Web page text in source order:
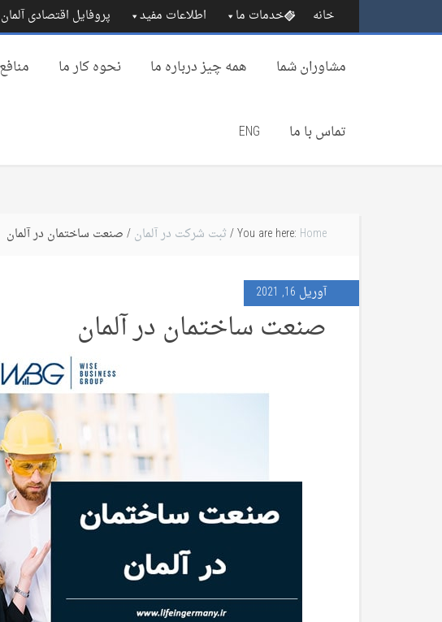
خانه خدمات ما اطلاعات مفید پروفایل اقتصادی آلمان
مشاوران شما همه چیز درباره‌ ما نحوه کار ما
تماس با ما ENG
You are here: Home
/ثبت شرکت در آلمان/ صنعت ساختمان در آلمان
آوریل 16, 2021
صنعت ساختمان در آلمان